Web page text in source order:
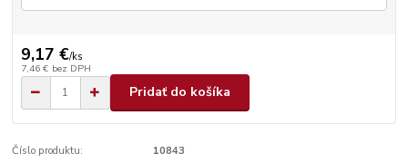
9,17 €/ks
7,46 € bez DPH
Pridať do košíka
Číslo produktu: 10843